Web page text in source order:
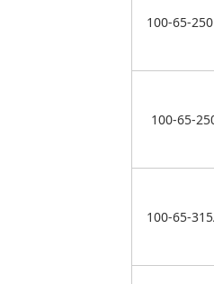
100-65-
100-65-
100-65-